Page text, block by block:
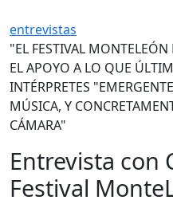
entrevistas
"EL FESTIVAL
EL APOYO A LO QUE
INTÉRPRETES
MÚSICA, Y
CÁMARA"
Entrevista con
Festival